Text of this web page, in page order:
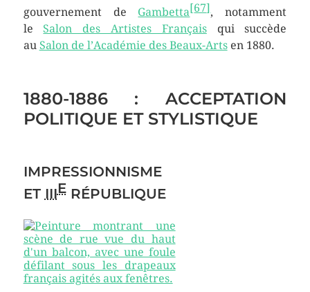
gouvernement de Gambetta[67], notamment
leSalon des Artistes Françaisqui succède
au Salon de l’Académie des Beaux-Artsen 1880.
1880-1886 : ACCEPTATION
POLITIQUE ET STYLISTIQUE
IMPRESSIONNISME
ET IIIERÉPUBLIQUE